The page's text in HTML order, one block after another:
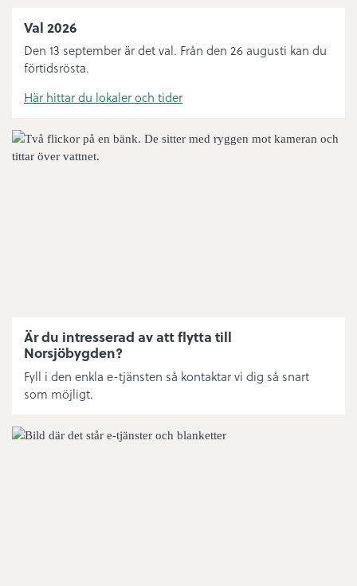
Val 2026
Den 13 september är det val. Från den 26 augusti kan du
förtidsrösta.
Här hittar du lokaler och tider
Är du intresserad av att flytta till
Norsjöbygden?
Fyll i den enkla e-tjänsten så kontaktar vi dig så snart
som möjligt.
Knut’n
Felanmälan och journummer
Handelsplats Norsjö
Fritidsanläggningar
Ishallens tider
Bredband/fiber/driftstatus